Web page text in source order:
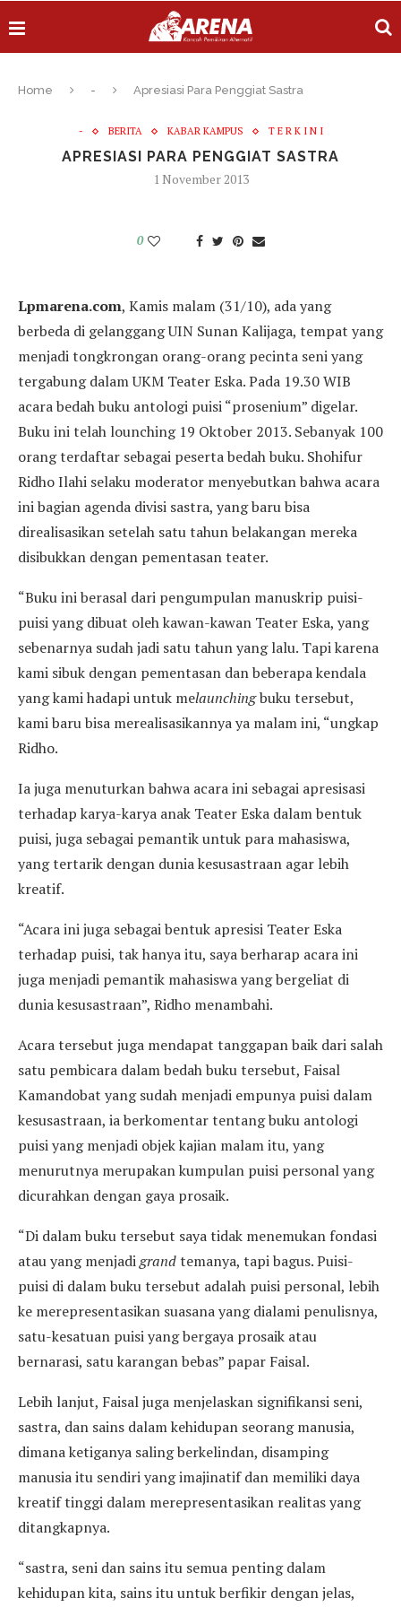
Home - Apresiasi Para Penggiat Sastra
- BERITA KABAR KAMPUS T E R K I N I
APRESIASI PARA PENGGIAT SASTRA
1 November 2013
0
Lpmarena.com, Kamis malam (31/10), ada yang
berbeda di gelanggang UIN Sunan Kalijaga, tempat yang
menjadi tongkrongan orang-orang pecinta seni yang
tergabung dalam UKM Teater Eska. Pada 19.30 WIB
acara bedah buku antologi puisi “prosenium” digelar.
Buku ini telah lounching 19 Oktober 2013. Sebanyak 100
orang terdaftar sebagai peserta bedah buku. Shohifur
Ridho Ilahi selaku moderator menyebutkan bahwa acara
ini bagian agenda divisi sastra, yang baru bisa
direalisasikan setelah satu tahun belakangan mereka
disibukkan dengan pementasan teater.
“Buku ini berasal dari pengumpulan manuskrip puisi-
puisi yang dibuat oleh kawan-kawan Teater Eska, yang
sebenarnya sudah jadi satu tahun yang lalu. Tapi karena
kami sibuk dengan pementasan dan beberapa kendala
yang kami hadapi untuk melaunchingbuku tersebut,
kami baru bisa merealisasikannya ya malam ini, “ungkap
Ridho.
Ia juga menuturkan bahwa acara ini sebagai apresisasi
terhadap karya-karya anak Teater Eska dalam bentuk
puisi, juga sebagai pemantik untuk para mahasiswa,
yang tertarik dengan dunia kesusastraan agar lebih
kreatif.
“Acara ini juga sebagai bentuk apresisi Teater Eska
terhadap puisi, tak hanya itu, saya berharap acara ini
juga menjadi pemantik mahasiswa yang bergeliat di
dunia kesusastraan”, Ridho menambahi.
Acara tersebut juga mendapat tanggapan baik dari salah
satu pembicara dalam bedah buku tersebut, Faisal
Kamandobat yang sudah menjadi empunya puisi dalam
kesusastraan, ia berkomentar tentang buku antologi
puisi yang menjadi objek kajian malam itu, yang
menurutnya merupakan kumpulan puisi personal yang
dicurahkan dengan gaya prosaik.
“Di dalam buku tersebut saya tidak menemukan fondasi
atau yang menjadigrandtemanya, tapi bagus. Puisi-
puisi di dalam buku tersebut adalah puisi personal, lebih
ke merepresentasikan suasana yang dialami penulisnya,
satu-kesatuan puisi yang bergaya prosaik atau
bernarasi, satu karangan bebas” papar Faisal.
Lebih lanjut, Faisal juga menjelaskan signifikansi seni,
sastra, dan sains dalam kehidupan seorang manusia,
dimana ketiganya saling berkelindan, disamping
manusia itu sendiri yang imajinatif dan memiliki daya
kreatif tinggi dalam merepresentasikan realitas yang
ditangkapnya.
“sastra, seni dan sains itu semua penting dalam
kehidupan kita, sains itu untuk berfikir dengan jelas,